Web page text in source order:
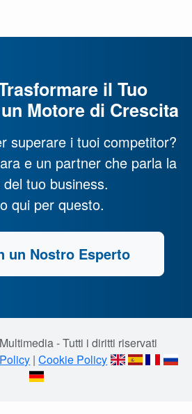
il Tuo
Motore di Crescita
superare i tuoi competitor?
e un partner che parla la
del tuo business.
qui per questo.
un Nostro Esperto
- Tutti i diritti riservati
|Cookie Policy